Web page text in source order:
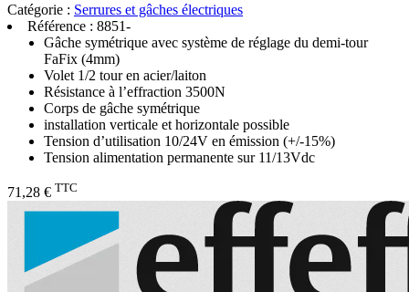
Catégorie : Serrures et gâches électriques
Référence : 8851-
Gâche symétrique avec système de réglage du demi-tour
FaFix (4mm)
Volet 1/2 tour en acier/laiton
Résistance à l’effraction 3500N
Corps de gâche symétrique
installation verticale et horizontale possible
Tension d’utilisation 10/24V en émission (+/-15%)
Tension alimentation permanente sur 11/13Vdc
71,28 € TTC